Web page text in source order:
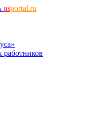
nsportal.ru
работников